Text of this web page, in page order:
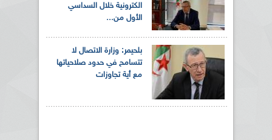
الكترونية خلال السداسي
الأول من...
بلحيمر: وزارة الاتصال لا
تتسامح في حدود صلاحياتها
مع أية تجاوزات